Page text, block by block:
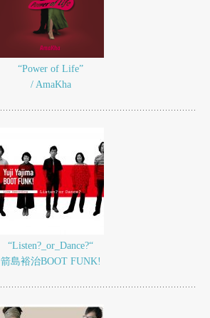
“Power of Life”
/ AmaKha
“Listen?_or_Dance?“
箭島裕治BOOT FUNK!